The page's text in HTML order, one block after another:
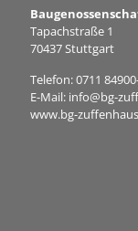
Tapachstraße 1
70437 Stuttgart
Telefon:0711
E-Mail: info@bg-
www.bg-